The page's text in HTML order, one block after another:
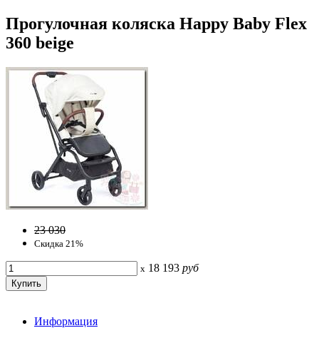
Прогулочная коляска Happy Baby Flex
360 beige
23 030
Скидка 21%
x 18 193 руб
Информация